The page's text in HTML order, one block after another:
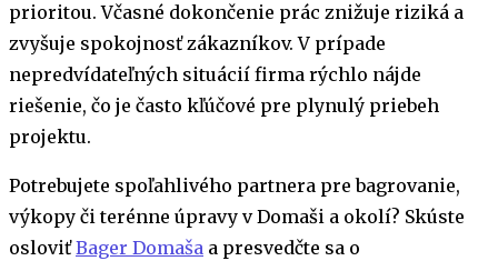
prioritou. Včasné dokončenie prác znižuje riziká a
zvyšuje spokojnosť zákazníkov. V prípade
nepredvídateľných situácií firma rýchlo nájde
riešenie, čo je často kľúčové pre plynulý priebeh
projektu.
Potrebujete spoľahlivého partnera pre bagrovanie,
výkopy či terénne úpravy v Domaši a okolí? Skúste
osloviťBager Domaša a presvedčte sa o